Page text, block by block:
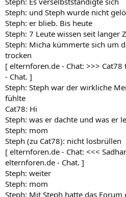
Steph: und Steph wurde nicht
Steph: er blieb. Bis heute
Steph: 7 Leute wissen seit langer
Steph: Micha kümmerte sich um
trocken
[ elternforen.de - Chat: >>>
- Chat. ]
Steph: Steph war der wirkliche
fühlte
Cat78: Hi
Steph: was er dachte und was er
Steph: mom
Steph (zu Cat78): nicht losbrüllen
[ elternforen.de - Chat: <<<
elternforen.de - Chat. ]
Steph: weiter
Steph: mom
Steph: Mit Steph hatte das Forum